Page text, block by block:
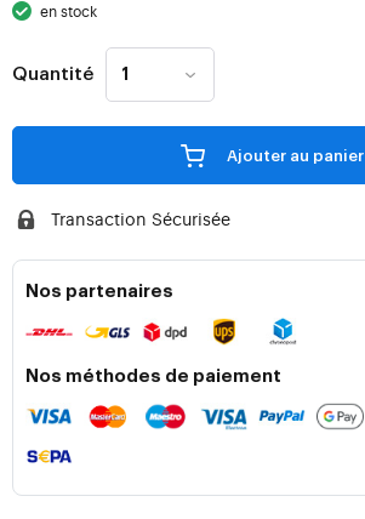
en stock
Quantité
Ajouter au panier
Transaction Sécurisée
Nos partenaires
Nos méthodes de paiement